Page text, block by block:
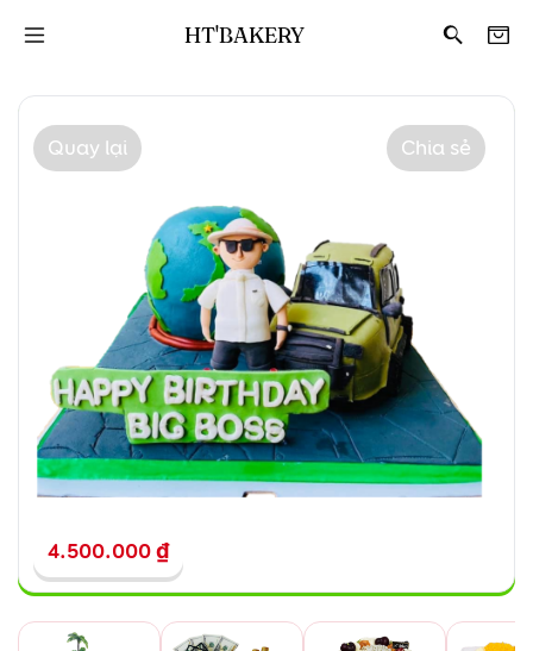
4.500.000₫
Quay lại Chia sẻ
HT'BAKERY